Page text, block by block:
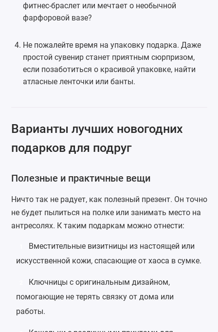
фитнес-браслет или мечтает о необычной
фарфоровой вазе?
Не пожалейте время на упаковку подарка. Даже
простой сувенир станет приятным сюрпризом,
если позаботиться о красивой упаковке, найти
атласные ленточки или банты.
Варианты лучших новогодних
подарков для подруг
Полезные и практичные вещи
Ничто так не радует, как полезный презент. Он точно
не будет пылиться на полке или занимать место на
антресолях. К таким подаркам можно отнести:
Вместительные визитницы из настоящей или
искусственной кожи, спасающие от хаоса в сумке.
Ключницы с оригинальным дизайном,
помогающие не терять связку от дома или
работы.